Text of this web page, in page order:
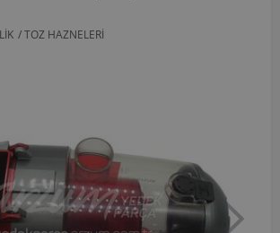
/TOZ HAZNELERI